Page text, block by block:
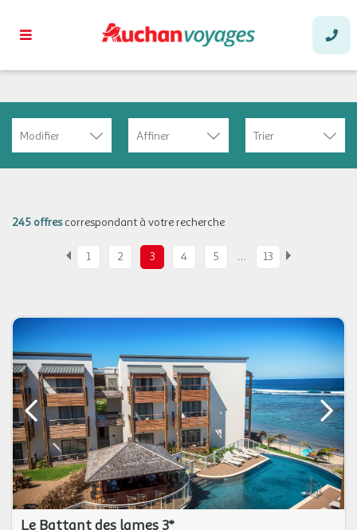
Modifier Affiner Trier
245 offrescorrespondant à votre recherche
1 2 3 4 5 … 13
Le Battant des lames 3*